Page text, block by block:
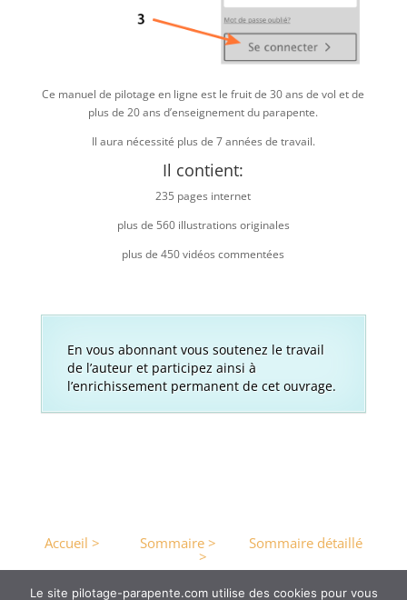
Ce manuel de pilotage en ligne est le fruit de 30 ans de vol et de
plus de 20 ans d’enseignement du parapente.
Il aura nécessité plus de 7 années de travail.
Il contient:
235 pages internet
plus de 560 illustrations originales
plus de 450 vidéos commentées
En vous abonnant vous soutenez le travail
de l’auteur et participez ainsi à
l’enrichissement permanent de cet ouvrage.
Accueil > Sommaire > Sommaire détaillé
>
Le site pilotage-parapente.com utilise des cookies pour vous